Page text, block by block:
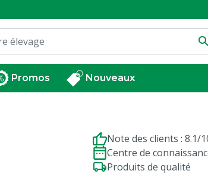
Promos Nouveaux
Note des clients : 8.1/
Centre de
Produits de qualité